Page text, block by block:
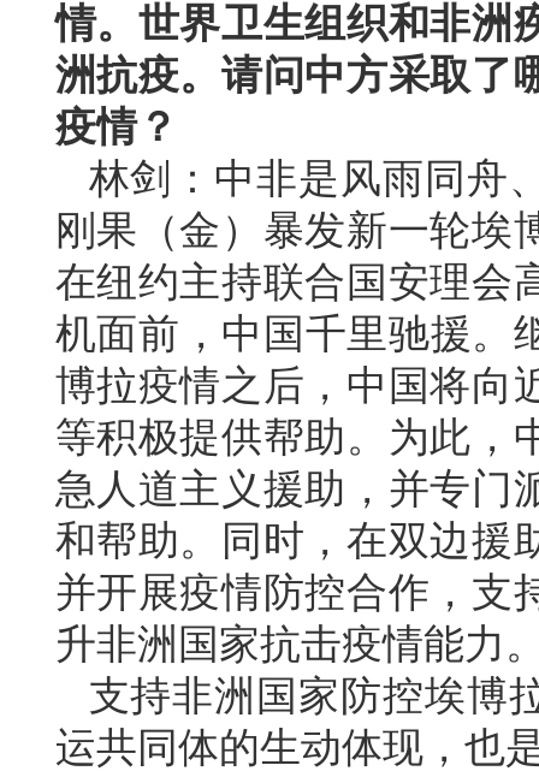
情。世界卫生组织和非洲
洲抗疫。请问中方采取了
疫情？
林剑：中非是风雨同舟
刚果（金）暴发新一轮埃
在纽约主持联合国安理会
机面前，中国千里驰援。
博拉疫情之后，中国将向
等积极提供帮助。为此，
急人道主义援助，并专门
和帮助。同时，在双边援
并开展疫情防控合作，支
升非洲国家抗击疫情能力
支持非洲国家防控埃博
运共同体的生动体现，也